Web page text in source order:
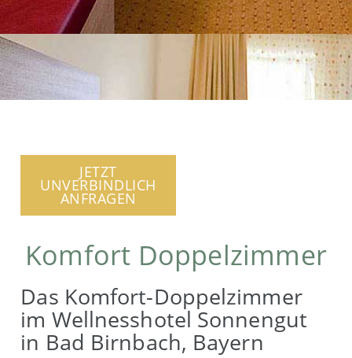
JETZT
UNVERBINDLICH
ANFRAGEN
Komfort Doppelzimmer
Das Komfort-Doppelzimmer
im Wellnesshotel Sonnengut
in Bad Birnbach, Bayern